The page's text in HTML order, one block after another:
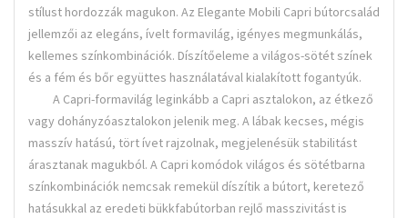
stílust hordozzák magukon. Az Elegante Mobili Capri bútorcsalád
jellemzői az elegáns, ívelt formavilág, igényes megmunkálás,
kellemes színkombinációk. Díszítőeleme a világos-sötét színek
és a fém és bőr együttes használatával kialakított fogantyúk.
A Capri-formavilág leginkább a Capri asztalokon, az étkező
vagy dohányzóasztalokon jelenik meg. A lábak kecses, mégis
masszív hatású, tört ívet rajzolnak, megjelenésük stabilitást
árasztanak magukból. A Capri komódok világos és sötétbarna
színkombinációk nemcsak remekül díszítik a bútort, keretező
hatásukkal az eredeti bükkfabútorban rejlő masszivitást is